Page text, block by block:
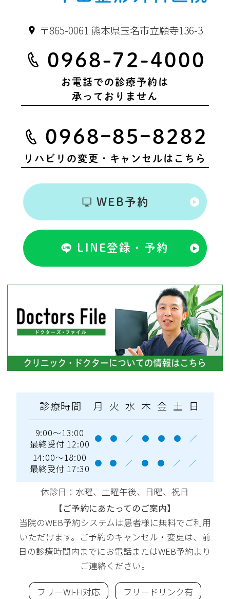
〒865-0061 熊本県玉名市立願寺136-3
0968-72-4000
お電話での診療予約は
承っておりません
0968ｰ85ｰ8282
リハビリの変更・キャンセルはこちら
WEB予約
LINE登録・予約
診療時間 月 火 水 木 金 土 日
9:00～13:00
最終受付 12:00 ● ● ／ ● ● ● ／
14:00～18:00
最終受付 17:30 ● ● ／ ● ● ／ ／
休診日：水曜、土曜午後、日曜、祝日
【ご予約にあたってのご案内】
当院のWEB予約システムは患者様に無料でご利用
いただけます。ご予約のキャンセル・変更は、前
日の診療時間内までにお電話またはWEB予約より
ご連絡ください。
フリーWi-Fi対応
フリードリンク有